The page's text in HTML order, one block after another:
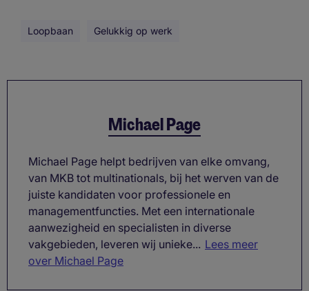
Loopbaan Gelukkig op werk
Michael Page
Michael Page helpt bedrijven van elke omvang,
van MKB tot multinationals, bij het werven van de
juiste kandidaten voor professionele en
managementfuncties. Met een internationale
aanwezigheid en specialisten in diverse
vakgebieden, leveren wij unieke... Lees meer
over Michael Page